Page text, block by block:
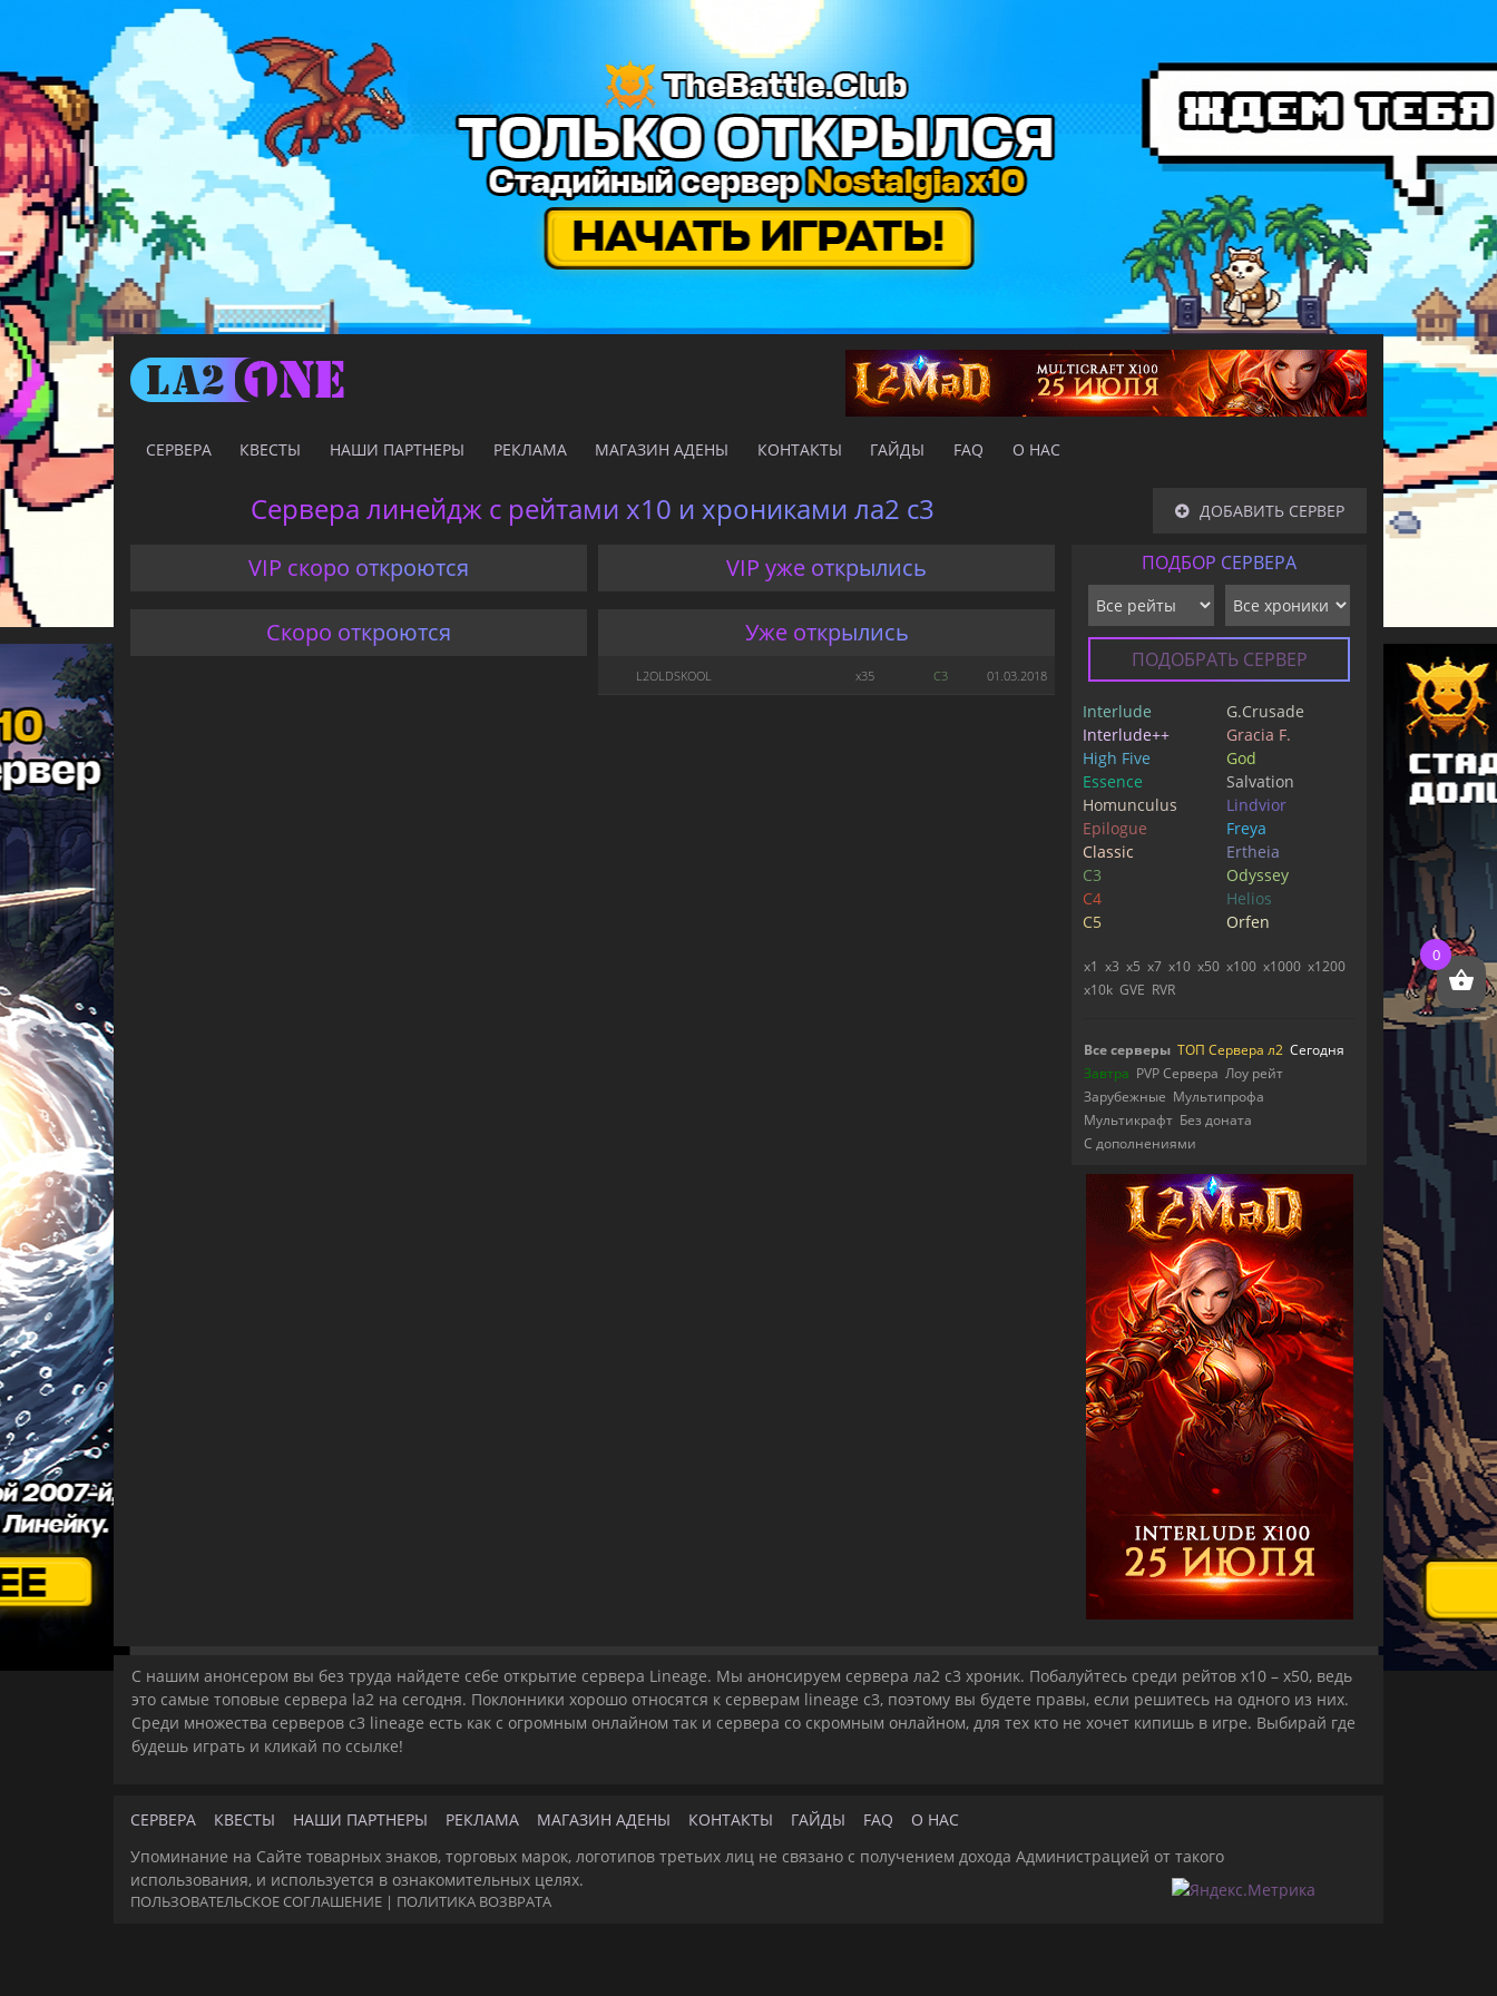
СЕРВЕРА КВЕСТЫ НАШИ ПАРТНЕРЫ РЕКЛАМА МАГАЗИН АДЕНЫ КОНТАКТЫ ГАЙДЫ FAQ О НАС
Сервера линейдж с рейтами x10 и хрониками ла2 с3 ДОБАВИТЬ СЕРВЕР
VIP скоро откроются VIP уже открылись
Скоро откроются Уже открылись
L2OLDSKOOL x35 C3 01.03.2018
ПОДБОР СЕРВЕРА
ПОДОБРАТЬ СЕРВЕР
Interlude
Interlude++
High Five
Essence
Homunculus
Epilogue
Classic
C3
C4
C5
G.Crusade
Gracia F.
God
Salvation
Lindvior
Freya
Ertheia
Odyssey
Helios
Orfen
x1 x3 x5 x7 x10 x50 x100 x1000 x1200
x10k GVE RVR
Все серверы ТОП Сервера л2 Сегодня
Завтра PVP Сервера Лоу рейт
Зарубежные Мультипрофа
Мультикрафт Без доната
С дополнениями
С нашим анонсером вы без труда найдете себе открытие сервера Lineage. Мы анонсируем сервера ла2 с3 хроник. Побалуйтесь среди рейтов x10 – x50, ведь
это самые топовые сервера la2 на сегодня. Поклонники хорошо относятся к серверам lineage c3, поэтому вы будете правы, если решитесь на одного из них.
Среди множества серверов c3 lineage есть как с огромным онлайном так и сервера со скромным онлайном, для тех кто не хочет кипишь в игре. Выбирай где
будешь играть и кликай по ссылке!
СЕРВЕРА КВЕСТЫ НАШИ ПАРТНЕРЫ РЕКЛАМА МАГАЗИН АДЕНЫ КОНТАКТЫ ГАЙДЫ FAQ
О НАС
Упоминание на Сайте товарных знаков, торговых марок, логотипов третьих лиц не связано с получением дохода Администрацией от такого
использования, и используется в ознакомительных целях.
ПОЛЬЗОВАТЕЛЬСКОЕ СОГЛАШЕНИЕ | ПОЛИТИКА ВОЗВРАТА
0